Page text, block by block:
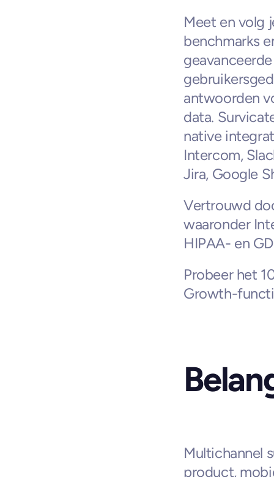
Meet en volg
benchmarks
antwoorden
data.
native
Intercom,
Jira, Google
Vertrouwd
waaronder
HIPAA- en
Probeer het
Growth-
Multichannel
product,